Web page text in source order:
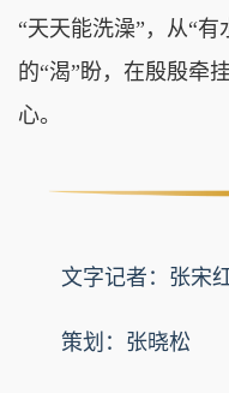
“天天能洗澡”，从“
的“渴”盼，在殷殷牵
心。
文字记者：张宋
策划：张晓松